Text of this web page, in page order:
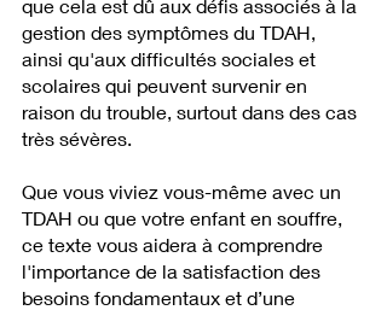
que cela est dû aux défis associés à la
gestion des symptômes du TDAH,
ainsi qu'aux difficultés sociales et
scolaires qui peuvent survenir en
raison du trouble, surtout dans des cas
très sévères.
Que vous viviez vous-même avec un
TDAH ou que votre enfant en souffre,
ce texte vous aidera à comprendre
l'importance de la satisfaction des
besoins fondamentaux et d’une